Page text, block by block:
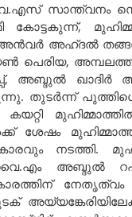
സാന്ത്വനം
അന്‍വര്‍ അഹ്ദല്‍
പെരിയ,
അബ്ദുല്‍ ഖാദിര്‍
തുടര്‍ന്ന് പുത്തിഗെ
ശേഷം
നടത്തി.
വൈ.എം അബ്ദുല്‍